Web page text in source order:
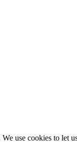
use cookies to